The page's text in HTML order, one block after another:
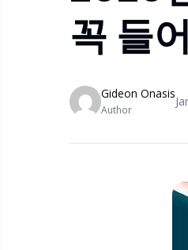
꼭 들
Gideon Onasis
Author